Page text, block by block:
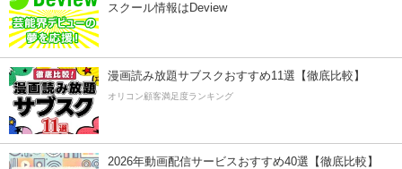
スクール情報はDeview
漫画読み放題サブスクおすすめ11選【徹底比較】
オリコン顧客満足度ランキング
2026年動画配信サービスおすすめ40選【徹底比較】